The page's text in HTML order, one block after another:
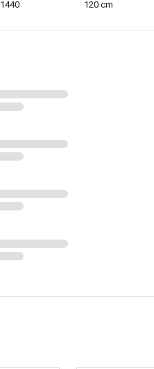
1440 120 cm